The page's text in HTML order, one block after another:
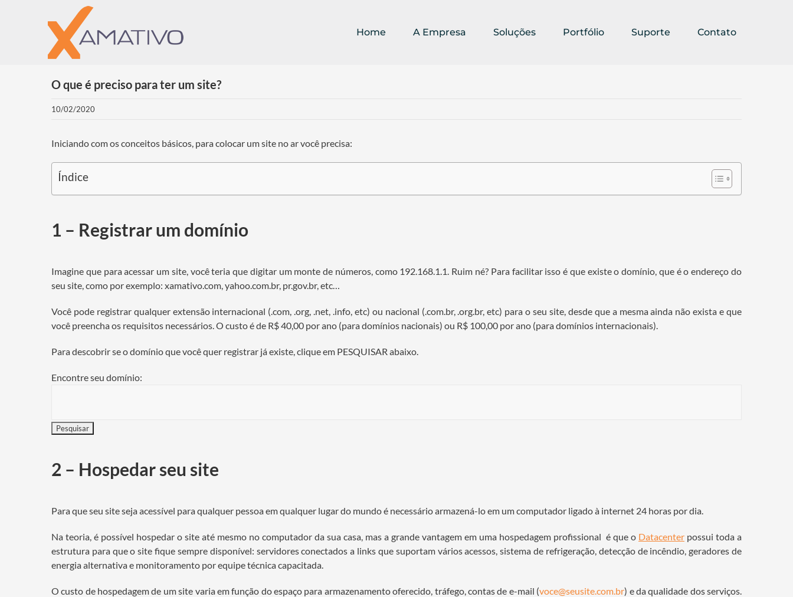
Home A Empresa Soluções Portfólio Suporte Contato
O que é preciso para ter um site?
10/02/2020
Iniciando com os conceitos básicos, para colocar um site no ar você precisa:
Índice
1 – Registrar um domínio
Imagine que para acessar um site, você teria que digitar um monte de números, como 192.168.1.1. Ruim né? Para facilitar isso é que existe o domínio, que é o endereço do
seu site, como por exemplo: xamativo.com, yahoo.com.br, pr.gov.br, etc…
Você pode registrar qualquer extensão internacional (.com, .org, .net, .info, etc) ou nacional (.com.br, .org.br, etc) para o seu site, desde que a mesma ainda não exista e que
você preencha os requisitos necessários. O custo é de R$ 40,00 por ano (para domínios nacionais) ou R$ 100,00 por ano (para domínios internacionais).
Para descobrir se o domínio que você quer registrar já existe, clique em PESQUISAR abaixo.
Encontre seu domínio:
2 – Hospedar seu site
Para que seu site seja acessível para qualquer pessoa em qualquer lugar do mundo é necessário armazená-lo em um computador ligado à internet 24 horas por dia.
Na teoria, é possível hospedar o site até mesmo no computador da sua casa, mas a grande vantagem em uma hospedagem profissional é que o Datacenter possui toda a
estrutura para que o site fique sempre disponível: servidores conectados a links que suportam vários acessos, sistema de refrigeração, detecção de incêndio, geradores de
energia alternativa e monitoramento por equipe técnica capacitada.
O custo de hospedagem de um site varia em função do espaço para armazenamento oferecido, tráfego, contas de e-mail (voce@seusite.com.br) e da qualidade dos serviços.